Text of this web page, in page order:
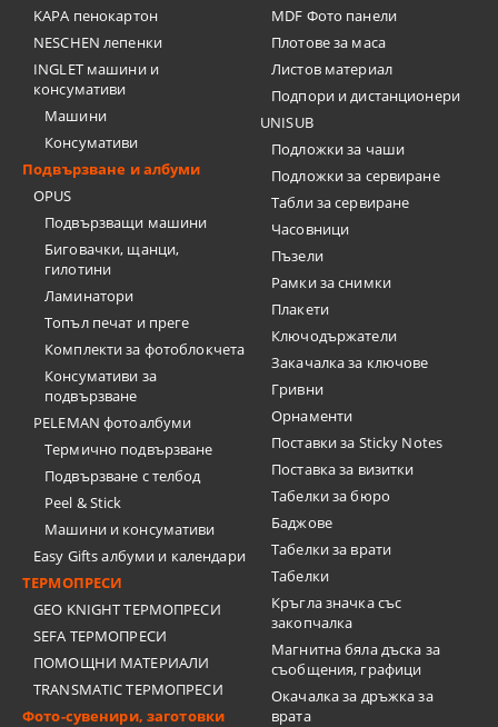
KAPA пенокартон
NESCHEN лепенки
INGLET машини и
консумативи
Машини
Консумативи
Подвързване и албуми
OPUS
Подвързващи машини
Биговачки, щанци,
гилотини
Ламинатори
Топъл печат и преге
Комплекти за фотоблокчета
Консумативи за
подвързване
PELEMAN фотоалбуми
Термично подвързване
Подвързване с телбод
Peel & Stick
Машини и консумативи
Easy Gifts албуми и календари
ТЕРМОПРЕСИ
GEO KNIGHT ТЕРМОПРЕСИ
SEFA ТЕРМОПРЕСИ
ПОМОЩНИ МАТЕРИАЛИ
TRANSMATIC ТЕРМОПРЕСИ
Фото-сувенири, заготовки
MDF Фото панели
Плотове за маса
Листов материал
Подпори и дистанционери
UNISUB
Подложки за чаши
Подложки за сервиране
Табли за сервиране
Часовници
Пъзели
Рамки за снимки
Плакети
Ключодържатели
Закачалка за ключове
Гривни
Орнаменти
Поставки за Sticky Notes
Поставка за визитки
Tабелки за бюро
Баджове
Табелки за врати
Табелки
Кръгла значка със
закопчалка
Магнитна бяла дъска за
съобщения, графици
Окачалка за дръжка за
врата